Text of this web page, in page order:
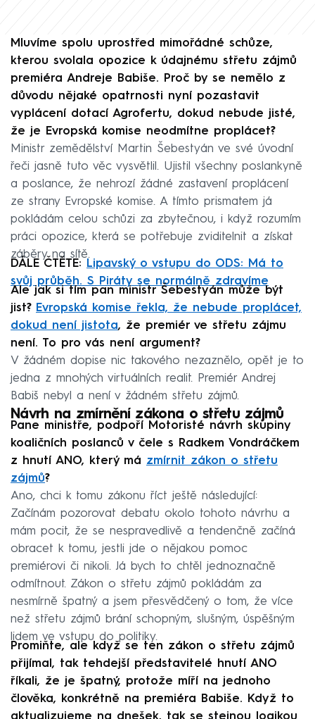
Mluvíme spolu uprostřed mimořádné schůze,
kterou svolala opozice k údajnému střetu zájmů
premiéra Andreje Babiše. Proč by se nemělo z
důvodu nějaké opatrnosti nyní pozastavit
vyplácení dotací Agrofertu, dokud nebude jisté,
že je Evropská komise neodmítne proplácet?
Ministr zemědělství Martin Šebestyán ve své úvodní
řeči jasně tuto věc vysvětlil. Ujistil všechny poslankyně
a poslance, že nehrozí žádné zastavení proplácení
ze strany Evropské komise. A tímto prismatem já
pokládám celou schůzi za zbytečnou, i když rozumím
práci opozice, která se potřebuje zviditelnit a získat
záběry na sítě.
DÁLE ČTĚTE:
Lipavský o vstupu do ODS: Má to
svůj průběh. S Piráty se normálně zdravíme
Ale jak si tím pan ministr Šebestyán může být
jist? Evropská komise řekla, že nebude proplácet,
dokud není jistota, že premiér ve střetu zájmu
není. To pro vás není argument?
V žádném dopise nic takového nezaznělo, opět je to
jedna z mnohých virtuálních realit. Premiér Andrej
Babiš nebyl a není v žádném střetu zájmů.
Návrh na zmírnění zákona o střetu zájmů
Pane ministře, podpoří Motoristé návrh skupiny
koaličních poslanců v čele s Radkem Vondráčkem
z hnutí ANO, který má zmírnit zákon o střetu
zájmů?
Ano, chci k tomu zákonu říct ještě následující:
Začínám pozorovat debatu okolo tohoto návrhu a
mám pocit, že se nespravedlivě a tendenčně začíná
obracet k tomu, jestli jde o nějakou pomoc
premiérovi či nikoli. Já bych to chtěl jednoznačně
odmítnout. Zákon o střetu zájmů pokládám za
nesmírně špatný a jsem přesvědčený o tom, že více
než střetu zájmů brání schopným, slušným, úspěšným
lidem ve vstupu do politiky.
Promiňte, ale když se ten zákon o střetu zájmů
přijímal, tak tehdejší představitelé hnutí ANO
říkali, že je špatný, protože míří na jednoho
člověka, konkrétně na premiéra Babiše. Když to
aktualizujeme na dnešek, tak se stejnou logikou